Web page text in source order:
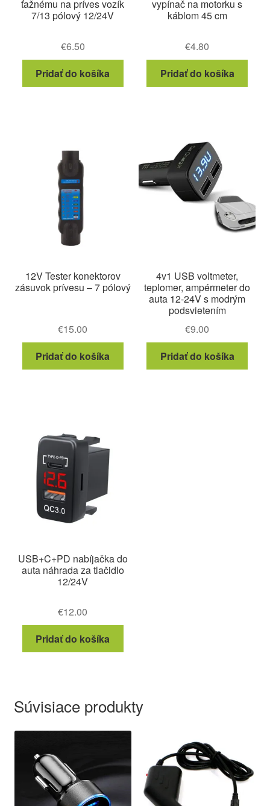
ťažnému na príves vozík
7/13 pólový 12/24V
€6.50
Pridať do košíka
vypínač na motorku s
káblom 45 cm
€4.80
Pridať do košíka
12V Tester konektorov
zásuvok prívesu – 7 pólový
€15.00
Pridať do košíka
4v1 USB voltmeter,
teplomer, ampérmeter do
auta 12-24V s modrým
podsvietením
€9.00
Pridať do košíka
USB+C+PD nabíjačka do
auta náhrada za tlačidlo
12/24V
€12.00
Pridať do košíka
Súvisiace produkty